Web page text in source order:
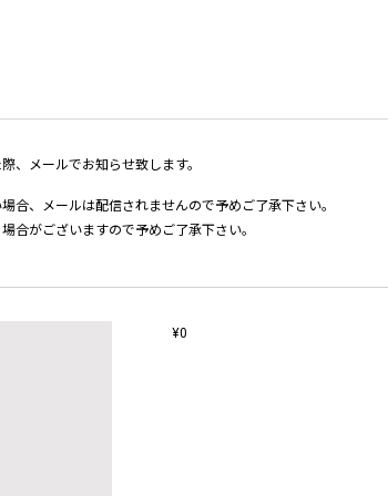
、メールでお知らせ致します。
合、メールは配信されませんので予めご了承下さい。
合がございますので予めご了承下さい。
¥0